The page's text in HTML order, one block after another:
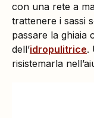
con una rete a
trattenere i sassi
passare la ghiaia
dell’idropulitrice.
risistemarla